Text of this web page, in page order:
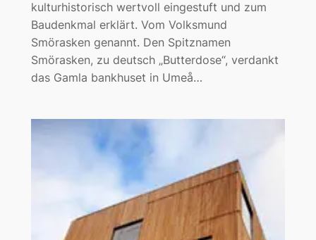
kulturhistorisch wertvoll eingestuft und zum
Baudenkmal erklärt. Vom Volksmund
Smörasken genannt. Den Spitznamen
Smörasken, zu deutsch „Butterdose“, verdankt
das Gamla bankhuset in Umeå…